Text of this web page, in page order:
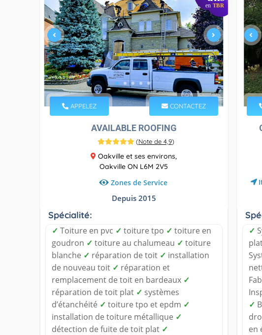
en TBR
APPELEZ CONTACTEZ
AVAILABLE ROOFING
(Note de 4,9)
Oakville et ses environs,
Oakville ON L6M 2V5
Zones de Service
Depuis 2015
Spécialité:
✓ Toiture en pvc ✓ toiture tpo ✓ toiture en
goudron ✓ toiture au chalumeau ✓ toiture
blanche ✓ réparation de toit ✓ installation
de nouveau toit ✓ réparation et
remplacement de toit en bardeaux ✓
réparation de toit plat ✓ systèmes
d’étanchéité ✓ toiture tpo et epdm ✓
installation de toiture métallique ✓
détection de fuite de toit plat ✓
✓
✓
en